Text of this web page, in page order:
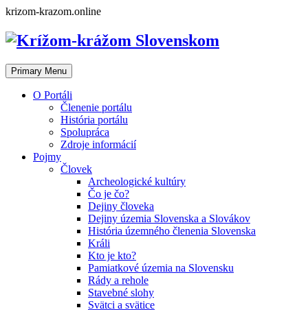
Skip
content
krizom-krazom.online
Primary Menu
O Portáli
Členenie portálu
História portálu
Spolupráca
Zdroje informácií
Pojmy
Človek
Archeologické kultúry
Čo je čo?
Dejiny človeka
Dejiny územia Slovenska a Slovákov
História územného členenia Slovenska
Králi
Kto je kto?
Pamiatkové územia na Slovensku
Rády a rehole
Stavebné slohy
Svätci a svätice